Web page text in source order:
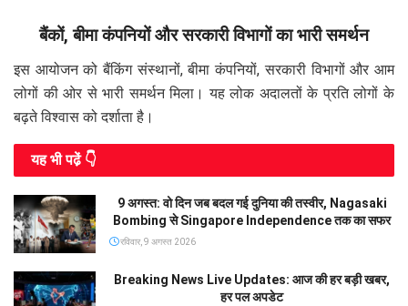
बैंकों, बीमा कंपनियों और सरकारी विभागों का भारी समर्थन
इस आयोजन को बैंकिंग संस्थानों, बीमा कंपनियों, सरकारी विभागों और आम
लोगों की ओर से भारी समर्थन मिला। यह लोक अदालतों के प्रति लोगों के
बढ़ते विश्वास को दर्शाता है।
यह भी पढे़ं 👇
9 अगस्त: वो दिन जब बदल गई दुनिया की तस्वीर, Nagasaki
Bombing से Singapore Independence तक का सफर
रविवार, 9 अगस्त 2026
Breaking News Live Updates: आज की हर बड़ी खबर,
हर पल अपडेट